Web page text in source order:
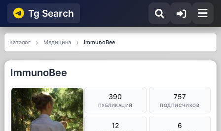
Tg Searсh
Каталог Медицина ImmunoBee
ImmunoBee
390
ПУБЛИКАЦИЙ
757
ПОДПИСЧИКОВ
12 6